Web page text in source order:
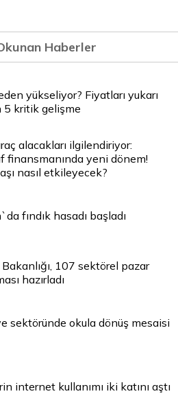
Haberler
yükseliyor? Fiyatları yukarı
5 kritik gelişme
alacakları ilgilendiriyor:
finansmanında yeni dönem!
nasıl etkileyecek?
fındık hasadı başladı
107 sektörel pazar
hazırladı
sektöründe okula dönüş mesaisi
internet kullanımı iki katını aştı